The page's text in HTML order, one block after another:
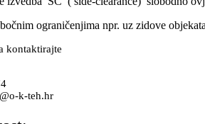
ograničenjima npr. uz zidove
kontaktirajte
k-teh.hr